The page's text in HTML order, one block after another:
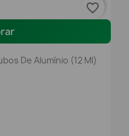
De Alumínio (12 Ml)
favorite_border